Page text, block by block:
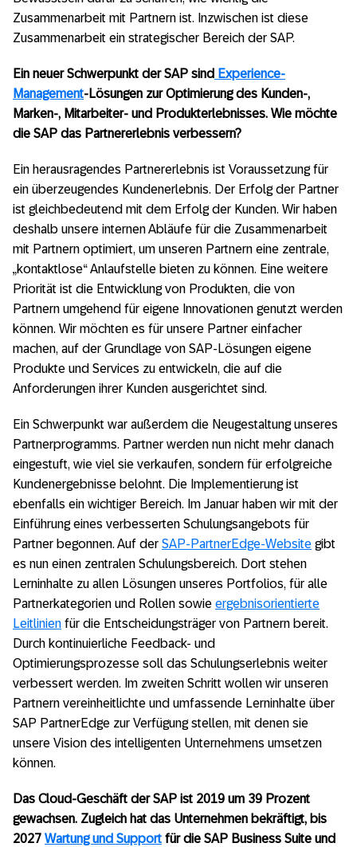
Zusammenarbeit mit Partnern ist. Inzwischen ist diese
Zusammenarbeit ein strategischer Bereich der SAP.
Ein neuer Schwerpunkt der SAP sind Experience-
Management-Lösungen zur Optimierung des Kunden-,
Marken-, Mitarbeiter- und Produkterlebnisses. Wie möchte
die SAP das Partnererlebnis verbessern?
Ein herausragendes Partnererlebnis ist Voraussetzung für
ein überzeugendes Kundenerlebnis. Der Erfolg der Partner
ist gleichbedeutend mit dem Erfolg der Kunden. Wir haben
deshalb unsere internen Abläufe für die Zusammenarbeit
mit Partnern optimiert, um unseren Partnern eine zentrale,
„kontaktlose“ Anlaufstelle bieten zu können. Eine weitere
Priorität ist die Entwicklung von Produkten, die von
Partnern umgehend für eigene Innovationen genutzt werden
können. Wir möchten es für unsere Partner einfacher
machen, auf der Grundlage von SAP-Lösungen eigene
Produkte und Services zu entwickeln, die auf die
Anforderungen ihrer Kunden ausgerichtet sind.
Ein Schwerpunkt war außerdem die Neugestaltung unseres
Partnerprogramms. Partner werden nun nicht mehr danach
eingestuft, wie viel sie verkaufen, sondern für erfolgreiche
Kundenergebnisse belohnt. Die Implementierung ist
ebenfalls ein wichtiger Bereich. Im Januar haben wir mit der
Einführung eines verbesserten Schulungsangebots für
Partner begonnen. Auf der SAP-PartnerEdge-Website gibt
es nun einen zentralen Schulungsbereich. Dort stehen
Lerninhalte zu allen Lösungen unseres Portfolios, für alle
Partnerkategorien und Rollen sowie ergebnisorientierte
Leitlinien für die Entscheidungsträger von Partnern bereit.
Durch kontinuierliche Feedback- und
Optimierungsprozesse soll das Schulungserlebnis weiter
verbessert werden. Im zweiten Schritt wollen wir unseren
Partnern vereinheitlichte und umfassende Lerninhalte über
SAP PartnerEdge zur Verfügung stellen, mit denen sie
unsere Vision des intelligenten Unternehmens umsetzen
können.
Das Cloud-Geschäft der SAP ist 2019 um 39 Prozent
gewachsen. Zugleich hat das Unternehmen bekräftigt, bis
2027 Wartung und Support für die SAP Business Suite und